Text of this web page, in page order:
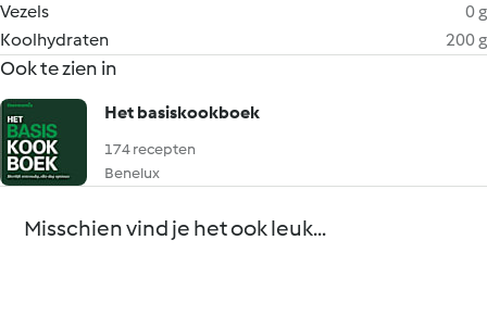
Vezels
0 g
Koolhydraten
200 g
Ook te zien in
Het basiskookboek
174 recepten
Benelux
Misschien vind je het ook leuk...